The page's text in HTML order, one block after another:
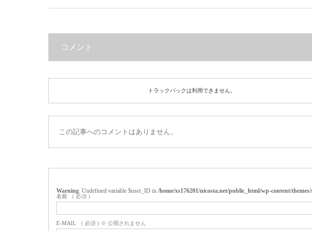
コメント
トラックバックは利用できません。
この記事へのコメントはありません。
Warning : Undefined variable $user_ID in /home/xs176201/nicosta.net/public_html/wp-content/
名前 ( 必須 )
E-MAIL ( 必須 ) ※ 公開されません